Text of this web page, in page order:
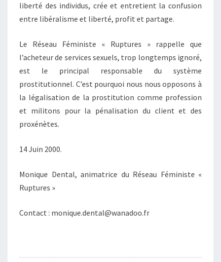
liberté des individus, crée et entretient la confusion
entre libéralisme et liberté, profit et partage.
Le Réseau Féministe « Ruptures » rappelle que
l’acheteur de services sexuels, trop longtemps ignoré,
est le principal responsable du système
prostitutionnel. C’est pourquoi nous nous opposons à
la légalisation de la prostitution comme profession
et militons pour la pénalisation du client et des
proxénètes.
14 Juin 2000.
Monique Dental, animatrice du Réseau Féministe «
Ruptures »
Contact : monique.dental@wanadoo.fr